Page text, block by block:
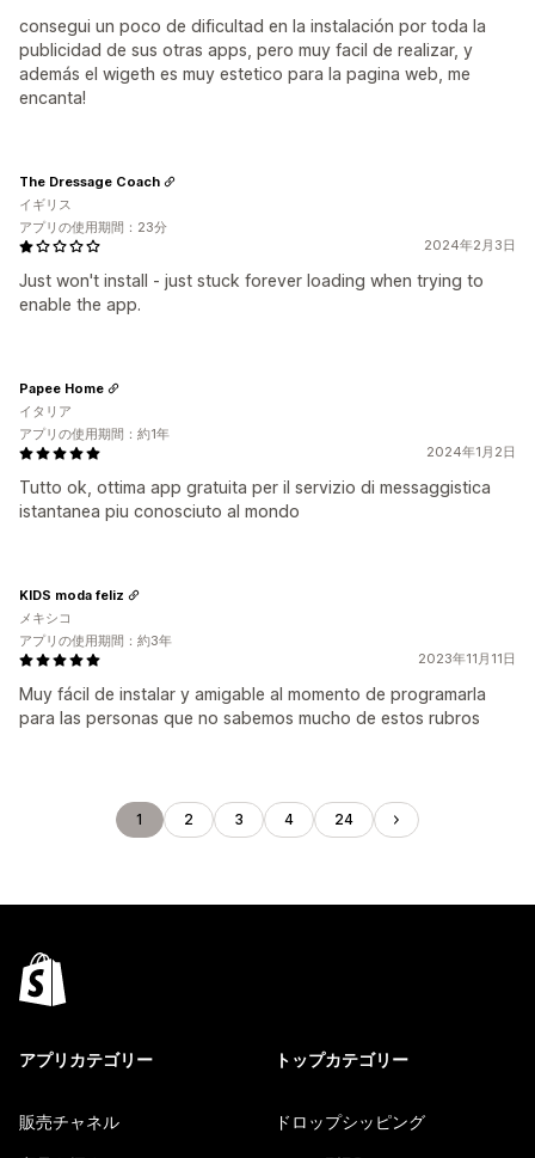
consegui un poco de dificultad en la instalación por toda la
publicidad de sus otras apps, pero muy facil de realizar, y
además el wigeth es muy estetico para la pagina web, me
encanta!
2024年2月3日
Just won't install - just stuck forever loading when trying to
enable the app.
The Dressage Coach
イギリス
アプリの使用期間：23分
2024年1月2日
Tutto ok, ottima app gratuita per il servizio di messaggistica
istantanea piu conosciuto al mondo
Papee Home
イタリア
アプリの使用期間：約1年
2023年11月11日
Muy fácil de instalar y amigable al momento de programarla
para las personas que no sabemos mucho de estos rubros
KIDS moda feliz
メキシコ
アプリの使用期間：約3年
1 2 3 4 24
アプリカテゴリー
販売チャネル
トップカテゴリー
ドロップシッピング